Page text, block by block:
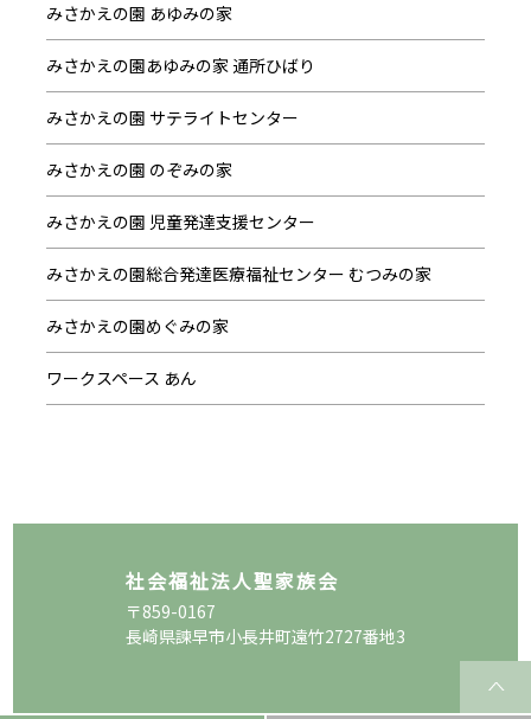
みさかえの園 あゆみの家
みさかえの園あゆみの家 通所ひばり
みさかえの園 サテライトセンター
みさかえの園 のぞみの家
みさかえの園 児童発達支援センター
みさかえの園総合発達医療福祉センター むつみの家
みさかえの園めぐみの家
ワークスペース あん
社会福祉法人聖家族会
〒859-0167
長崎県諫早市小長井町遠竹2727番地3